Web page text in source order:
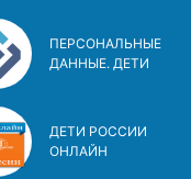
ПЕРСОНАЛЬНЫЕ
ДАННЫЕ. ДЕТИ
ДЕТИ РОССИИ
ОНЛАЙН